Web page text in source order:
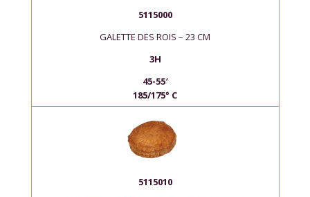
5115000
GALETTE DES ROIS – 23 CM
3H
45-55′
185/175° C
5115010